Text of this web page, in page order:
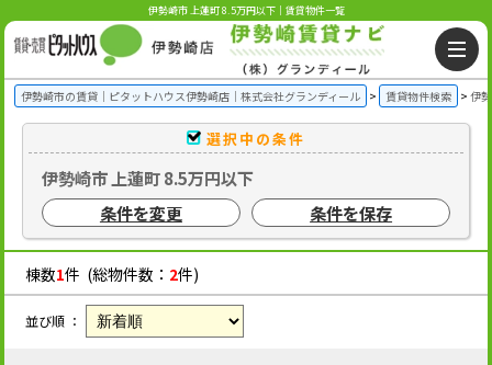
伊勢崎市 上蓮町 8.5万円以下｜賃貸物件一覧
伊勢崎市の賃貸｜ピタットハウス伊勢崎店｜株式会社グランディール 賃貸物件検索 伊
選択中の条件
伊勢崎市 上蓮町 8.5万円以下
条件を変更
条件を保存
棟数1件 (総物件数： 2件)
並び順 ：